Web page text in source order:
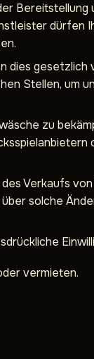
dürfen
dies gesetzlich
Stellen, um
zu
Verkaufs
solche
vermieten.